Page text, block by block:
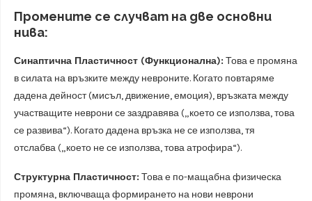
Промените се случват на две основни
нива:
Синаптична Пластичност (Функционална): Това е промяна
в силата на връзките между невроните. Когато повтаряме
дадена дейност (мисъл, движение, емоция), връзката между
участващите неврони се заздравява („което се използва, това
се развива“). Когато дадена връзка не се използва, тя
отслабва („което не се използва, това атрофира“).
Структурна Пластичност: Това е по-мащабна физическа
промяна, включваща формирането на нови неврони